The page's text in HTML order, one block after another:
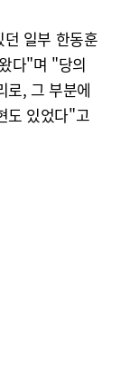
일부 한동훈
다"며 "당의
로, 그 부분에
도 있었다"고